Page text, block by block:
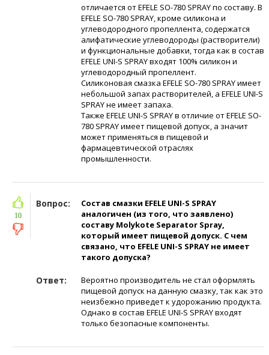
отличается от EFELE SO-780 SPRAY по составу. В
EFELE SO-780 SPRAY, кроме силикона и
углеводородного пропеллента, содержатся
алифатические углеводороды (растворители)
и функциональные добавки, тогда как в состав
EFELE UNI-S SPRAY входят 100% силикон и
углеводородный пропеллент.
Силиконовая смазка EFELE SO-780 SPRAY имеет
небольшой запах растворителей, а EFELE UNI-S
SPRAY не имеет запаха.
Также EFELE UNI-S SPRAY в отличие от EFELE SO-
780 SPRAY имеет пищевой допуск, а значит
может применяться в пищевой и
фармацевтической отраслях
промышленности.
Вопрос:
Состав смазки EFELE UNI-S SPRAY
аналогичен (из того, что заявлено)
составу Molykote Separator Spray,
который имеет пищевой допуск. С чем
связано, что EFELE UNI-S SPRAY не имеет
такого допуска?
Ответ:
Вероятно производитель не стал оформлять
пищевой допуск на данную смазку, так как это
неизбежно приведет к удорожанию продукта.
Однако в состав EFELE UNI-S SPRAY входят
только безопасные компоненты.
10